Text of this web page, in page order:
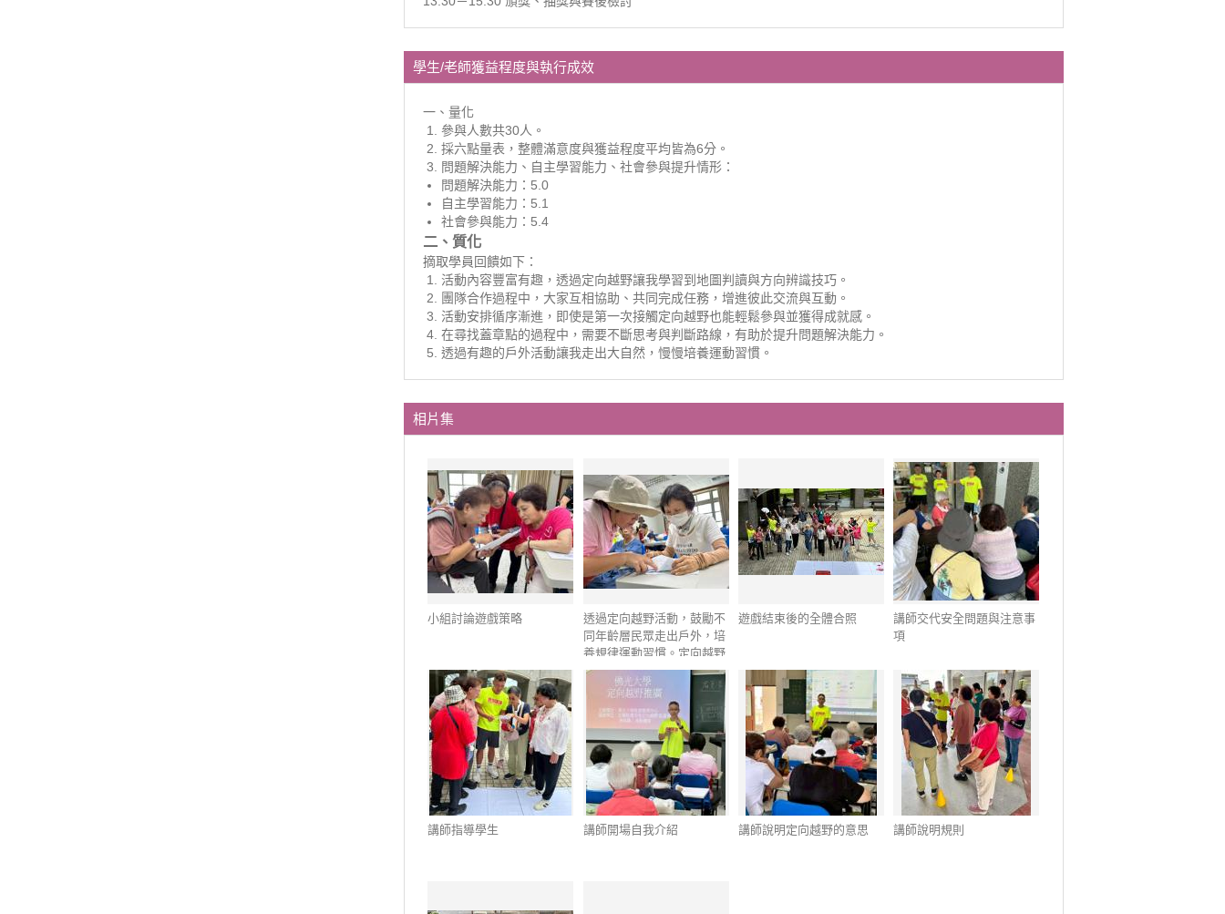
學生/老師獲益程度與執行成效
一、量化
參與人數共30人。
採六點量表，整體滿意度與獲益程度平均皆為6分。
問題解決能力、自主學習能力、社會參與提升情形：
問題解決能力：5.0
自主學習能力：5.1
社會參與能力：5.4
二、質化
摘取學員回饋如下：
活動內容豐富有趣，透過定向越野讓我學習到地圖判讀與方向辨識技巧。
團隊合作過程中，大家互相協助、共同完成任務，增進彼此交流與互動。
活動安排循序漸進，即使是第一次接觸定向越野也能輕鬆參與並獲得成就感。
在尋找蓋章點的過程中，需要不斷思考與判斷路線，有助於提升問題解決能力。
透過有趣的戶外活動讓我走出大自然，慢慢培養運動習慣。
相片集
小組討論遊戲策略
透過定向越野活動，鼓勵不
同年齡層民眾走出戶外，培
養規律運動習慣。定向越野
是一項適合各年齡層參與的
戶外運動，參與者利用地圖
與指北針（或依活動指
示），在指定區域內尋找各
個檢查點，並以最有效率的
路線完成任務。在活動過程
中，不僅能增進體能與方向
感，培養觀察力、判斷力及
團隊合作能力，也能提升地
圖判讀與問題解決能力，進
遊戲結束後的全體合照
講師交代安全問題與注意事
項
講師指導學生 講師開場自我介紹 講師說明定向越野的意思 講師說明規則